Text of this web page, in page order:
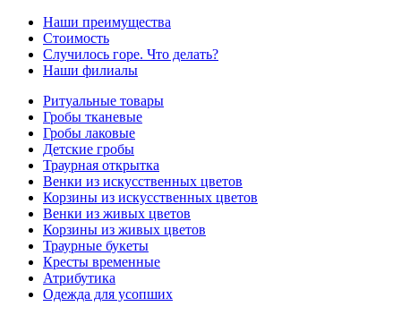
Наши преимущества
Стоимость
Случилось горе. Что делать?
Наши филиалы
Ритуальные товары
Гробы тканевые
Гробы лаковые
Детские гробы
Траурная открытка
Венки из искусственных цветов
Корзины из искусственных цветов
Венки из живых цветов
Корзины из живых цветов
Траурные букеты
Кресты временные
Атрибутика
Одежда для усопших